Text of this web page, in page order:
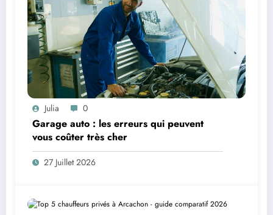
Julia 0
Garage auto : les erreurs qui peuvent
vous coûter très cher
27 Juillet 2026